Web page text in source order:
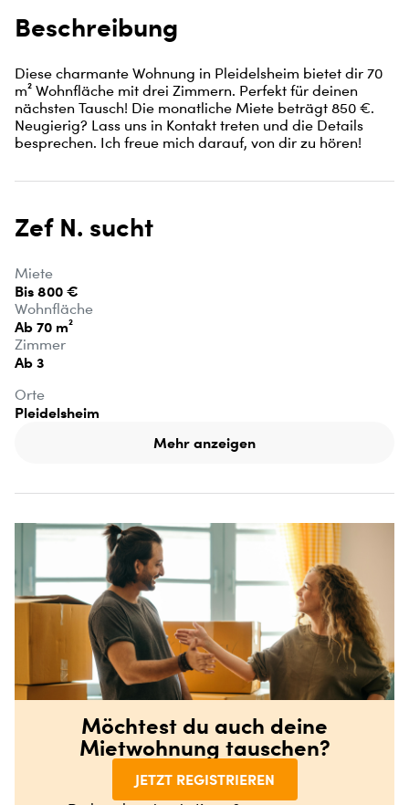
Beschreibung
Diese charmante Wohnung in Pleidelsheim bietet dir 70
m² Wohnfläche mit drei Zimmern. Perfekt für deinen
nächsten Tausch! Die monatliche Miete beträgt 850 €.
Neugierig? Lass uns in Kontakt treten und die Details
besprechen. Ich freue mich darauf, von dir zu hören!
Zef N. sucht
Miete
Bis 800 €
Wohnfläche
Ab 70 m²
Zimmer
Ab 3
Orte
Pleidelsheim
Mehr anzeigen
Möchtest du auch deine
Mietwohnung tauschen?
JETZT REGISTRIEREN